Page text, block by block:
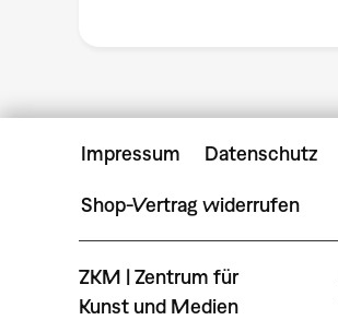
Impressum Datenschutz
Shop-Vertrag widerrufen
ZKM | Zentrum für
Kunst und Medien